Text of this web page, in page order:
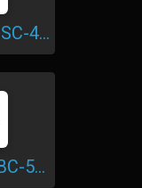
HIQ-HOME SC-4S-IQ
HQ-HOME BC-5-IQ